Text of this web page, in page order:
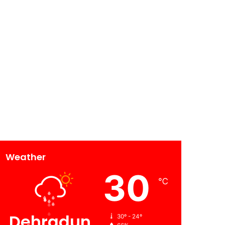
Weather
30 ℃
30º - 24º